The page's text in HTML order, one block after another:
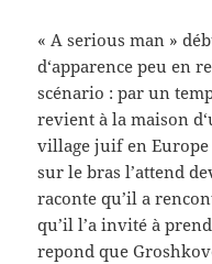
« A serious man »
d‘apparence peu en
scénario : par un
revient à la maison
village juif en Europe
sur le bras l’attend
raconte qu’il a
qu’il l’a invité à
repond que